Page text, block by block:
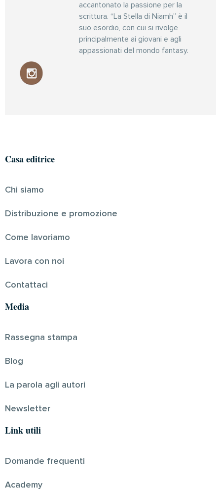
accantonato la passione per la
scrittura. “La Stella di Niamh” è il
suo esordio, con cui si rivolge
principalmente ai giovani e agli
appassionati del mondo fantasy.
Casa editrice
Chi siamo
Distribuzione e promozione
Come lavoriamo
Lavora con noi
Contattaci
Media
Rassegna stampa
Blog
La parola agli autori
Newsletter
Link utili
Domande frequenti
Academy